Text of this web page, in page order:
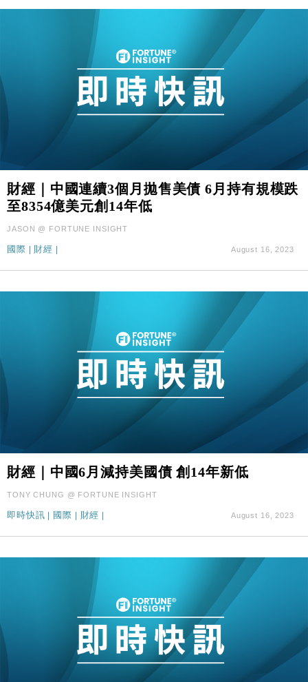
財經｜中國連續3個月拋售美債 6月持有規模跌
至8354億美元創14年低
JASON @ FORTUNE INSIGHT
國際 財經 August 16, 2023
財經｜中國6月減持美國債 創14年新低
TONY CHUNG @ FORTUNE INSIGHT
即時快訊 | 國際 | 財經 | August 16, 2023